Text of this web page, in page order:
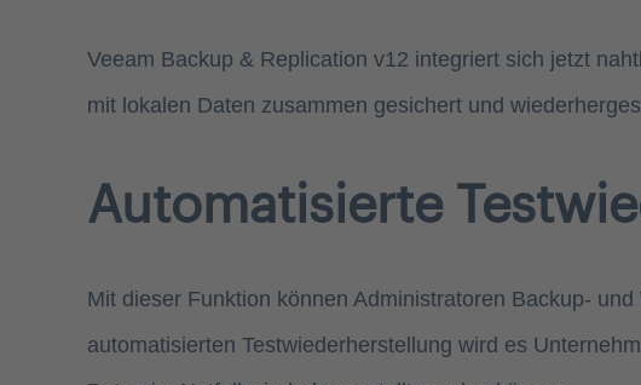
Veeam Backup & Replication v12 integriert sich jetzt
mit lokalen Daten zusammen gesichert und
Automatisierte
Mit dieser Funktion können Administratoren Backup-
automatisierten Testwiederherstellung wird es